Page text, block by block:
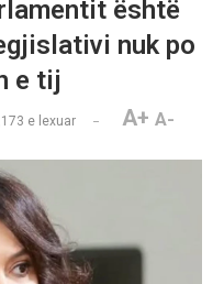
është
nuk po
e tij
e lexuar A+ A-